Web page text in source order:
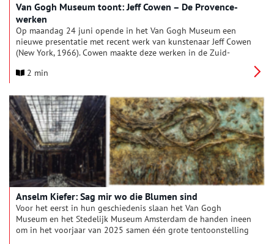
Van Gogh Museum toont: Jeff Cowen – De Provence-
werken
Op maandag 24 juni opende in het Van Gogh Museum een
nieuwe presentatie met recent werk van kunstenaar Jeff Cowen
(New York, 1966). Cowen maakte deze werken in de Zuid-
tot 1890 in dezelfde streek, waar hij werd geraakt door het
jaar later, weet ook Cowen zijn gevoel van ontroering voor de
Provence in zijn werk te vangen.
2 min
Anselm Kiefer: Sag mir wo die Blumen sind
Voor het eerst in hun geschiedenis slaan het Van Gogh
Museum en het Stedelijk Museum Amsterdam de handen ineen
om in het voorjaar van 2025 samen één grote tentoonstelling